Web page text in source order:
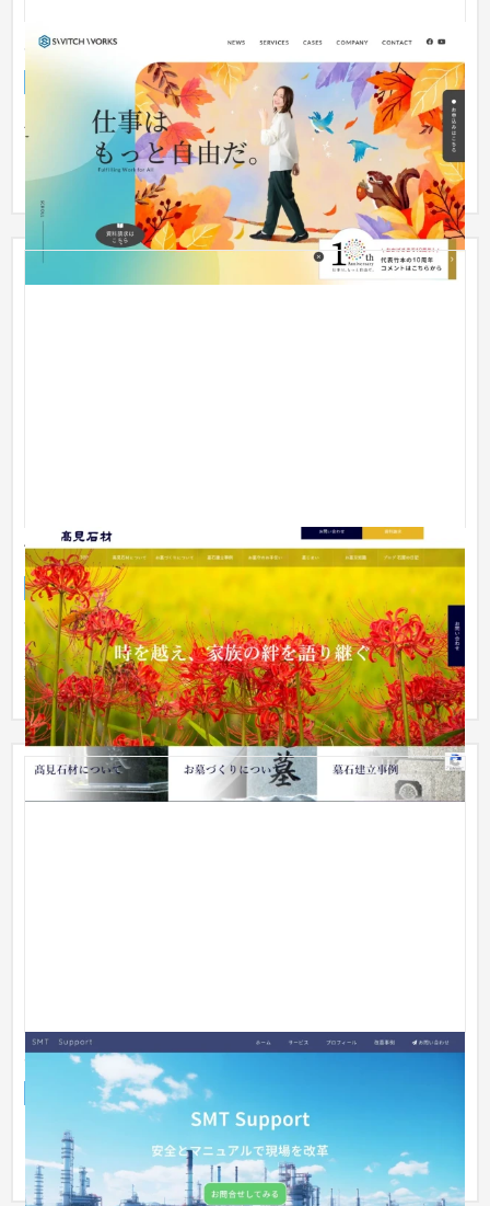
SWITCH WORKS コーポレートサイト
人材
ACFプラグインを使ってSWITCH WORKS専用のブロックエディ
タ開発を行いました。 お客様の方でノーコードで簡単にテキス
ト・画像・...
髙見石材さまウェブサイトコーポレートサイト
企業サイト 葬儀・墓石・仏壇
髙見石材さまは新潟県津南町と小千谷市で石材店を営んでいら
っしゃいます。津南町と言えば日本有数の豪雪地帯。そのため
墓石の丈...
SMT SUPPORT様 ホームページ
製造業 〜30万円
・WordPressを使ったコーポレートサイト ・プラグイン
「Elemementor」使用